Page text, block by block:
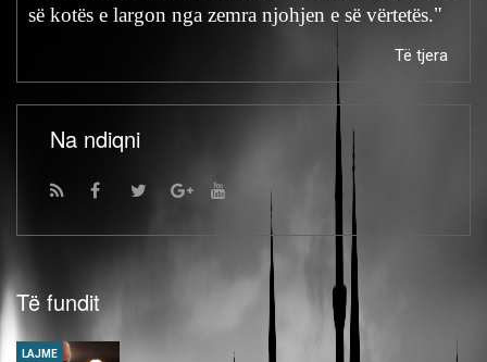
së kotës e largon nga zemra njohjen e së vërtetës."
Të tjera
Na ndiqni
Të fundit
LAJME